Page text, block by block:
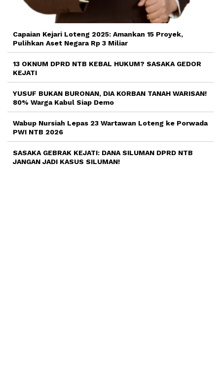
Capaian Kejari Loteng 2025: Amankan 15 Proyek,
Pulihkan Aset Negara Rp 3 Miliar
13 OKNUM DPRD NTB KEBAL HUKUM? SASAKA GEDOR
KEJATI
YUSUF BUKAN BURONAN, DIA KORBAN TANAH WARISAN!
80% Warga Kabul Siap Demo
Wabup Nursiah Lepas 23 Wartawan Loteng ke Porwada
PWI NTB 2026
SASAKA GEBRAK KEJATI: DANA SILUMAN DPRD NTB
JANGAN JADI KASUS SILUMAN!